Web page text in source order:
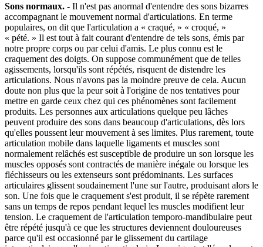
Sons normaux. - Il n'est pas anormal d'entendre des sons bizarres
accompagnant le mouvement normal d'articulations. En terme
populaires, on dit que l'articulation a « craqué, » « croqué, »
« pété. » Il est tout à fait courant d'entendre de tels sons, émis par
notre propre corps ou par celui d'amis. Le plus connu est le
craquement des doigts. On suppose communément que de telles
agissements, lorsqu'ils sont répétés, risquent de distendre les
articulations. Nous n'avons pas la moindre preuve de cela. Aucun
doute non plus que la peur soit à l'origine de nos tentatives pour
mettre en garde ceux chez qui ces phénomènes sont facilement
produits. Les personnes aux articulations quelque peu lâches
peuvent produire des sons dans beaucoup d'articulations, dès lors
qu'elles poussent leur mouvement à ses limites. Plus rarement, toute
articulation mobile dans laquelle ligaments et muscles sont
normalement relâchés est susceptible de produire un son lorsque les
muscles opposés sont contractés de manière inégale ou lorsque les
fléchisseurs ou les extenseurs sont prédominants. Les surfaces
articulaires glissent soudainement l'une sur l'autre, produisant alors le
son. Une fois que le craquement s'est produit, il se répète rarement
sans un temps de repos pendant lequel les muscles modifient leur
tension. Le craquement de l'articulation temporo-mandibulaire peut
être répété jusqu'à ce que les structures deviennent douloureuses
parce qu'il est occasionné par le glissement du cartilage